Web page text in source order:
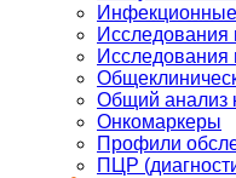
Исследования
Исследования
Общий анализ
Онкомаркеры
Профили
ПЦР